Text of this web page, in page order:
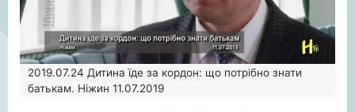
2019.07.24 Дитина їде за кордон: що потрібно знати
батькам. Ніжин 11.07.2019